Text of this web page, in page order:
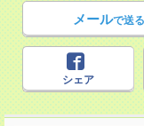
メールで送る
シェア